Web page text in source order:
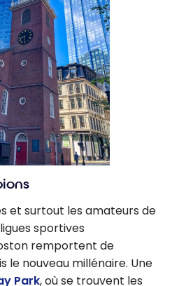
et surtout les amateurs de
sportives
remportent de
le nouveau millénaire. Une
Park, où se trouvent les